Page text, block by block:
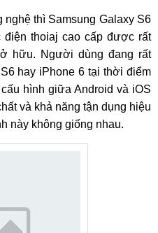
thì Samsung Galaxy S6
thoiaj cao cấp được rất
hữu. Người dùng đang rất
hay iPhone 6 tại thời điểm
hình giữa Android và iOS
và khả năng tận dụng hiệu
này không giống nhau.